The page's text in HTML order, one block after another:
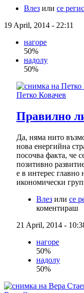
Влез или се
19 April, 2014 - 22:11
нагоре
50%
надолу
50%
Петко Ковачев
Правилно
Да, няма нито
нова енергийна
посочва факта, че
позитивно
е в интерес главно
икономически
Влез или се
коментираш
21 April, 2014 -
нагоре
50%
надолу
50%